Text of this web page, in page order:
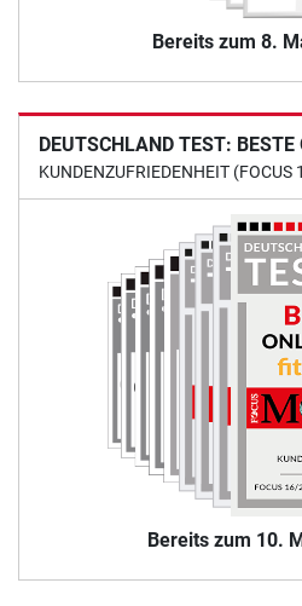
Bereits zum 8.
DEUTSCHLAND TEST:
KUNDENZUFRIEDENHEIT (FOCUS
Bereits zum 10.